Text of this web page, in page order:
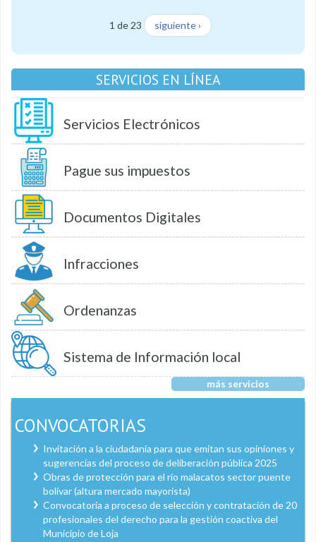
1 de 23 siguiente ›
SERVICIOS EN LÍNEA
Servicios Electrónicos
Pague sus impuestos
Documentos Digitales
Infracciones
Ordenanzas
Sistema de Información local
más servicios
CONVOCATORIAS
Invitación a la ciudadanía para que emitan sus opiniones y
sugerencias del proceso de deliberación pública 2025
Obras de protección para el río malacatos sector puente
bolívar (altura mercado mayorista)
Convocatoria a proceso de selección y contratación de 20
profesionales del derecho para la gestión coactiva del
Municipio de Loja